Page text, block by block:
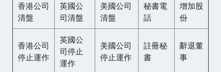
香港公司
清盤
英國公
司清盤
美國公司
清盤
秘書電
話
增加股
份
香港公司
停止運作
英國公
司停止
運作
美國公司
停止運作
註冊秘
書
辭退董
事